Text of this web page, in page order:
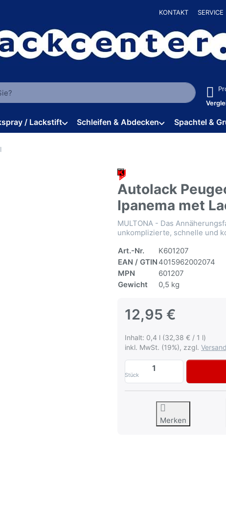
KONTAKT SERVICE
ein. Während Sie tippen, erscheinen automatisch erste
/ Lackstift Schleifen & Abdecken Spachtel &
Autolack
Ipanema met
MULTONA - Das
unkomplizierte, schnelle und
Art.-Nr.
K601207
EAN / GTIN 4015962002074
MPN
601207
Gewicht
0,5 kg
12,95 €
Inhalt: 0,4 l (32,38 € / 1 l)
inkl. MwSt. (19%), zzgl.
Stück
Autolack
Merken